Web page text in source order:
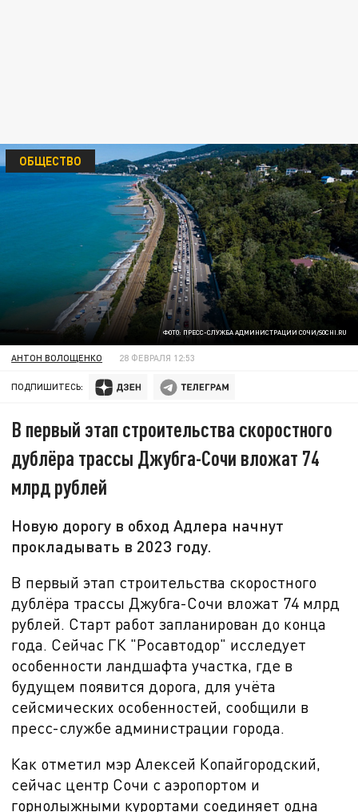
ФОТО: ПРЕСС-СЛУЖБА АДМИНИСТРАЦИИ СОЧИ/SOCHI.RU
ОБЩЕСТВО
АНТОН ВОЛОЩЕНКО 28 ФЕВРАЛЯ 12:53
ПОДПИШИТЕСЬ:
В первый этап строительства скоростного
дублёра трассы Джубга-Сочи вложат 74
млрд рублей
Новую дорогу в обход Адлера начнут
прокладывать в 2023 году.
В первый этап строительства скоростного
дублёра трассы Джубга-Сочи вложат 74 млрд
рублей. Старт работ запланирован до конца
года. Сейчас ГК "Росавтодор" исследует
особенности ландшафта участка, где в
будущем появится дорога, для учёта
сейсмических особенностей, сообщили в
пресс-службе администрации города.
Как отметил мэр Алексей Копайгородский,
сейчас центр Сочи с аэропортом и
горнолыжными курортами соединяет одна